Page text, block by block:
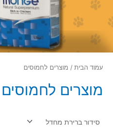
עמוד הבית / מוצרים לחמוסים
מוצרים לחמוסים